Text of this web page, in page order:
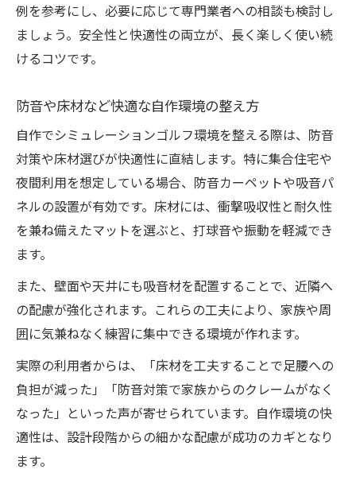
例を参考にし、必要に応じて専門業者への相談も検討し
ましょう。安全性と快適性の両立が、長く楽しく使い続
けるコツです。
防音や床材など快適な自作環境の整え方
自作でシミュレーションゴルフ環境を整える際は、防音
対策や床材選びが快適性に直結します。特に集合住宅や
夜間利用を想定している場合、防音カーペットや吸音パ
ネルの設置が有効です。床材には、衝撃吸収性と耐久性
を兼ね備えたマットを選ぶと、打球音や振動を軽減でき
ます。
また、壁面や天井にも吸音材を配置することで、近隣へ
の配慮が強化されます。これらの工夫により、家族や周
囲に気兼ねなく練習に集中できる環境が作れます。
実際の利用者からは、「床材を工夫することで足腰への
負担が減った」「防音対策で家族からのクレームがなく
なった」といった声が寄せられています。自作環境の快
適性は、設計段階からの細かな配慮が成功のカギとなり
ます。